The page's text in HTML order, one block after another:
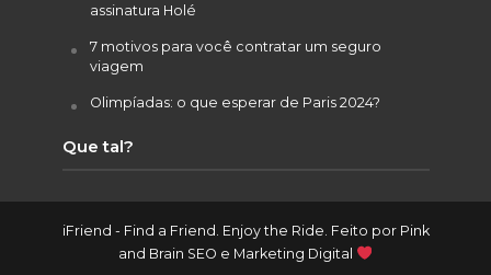
assinatura Holé
7 motivos para você contratar um seguro
viagem
Olimpíadas: o que esperar de Paris 2024?
Que tal?
iFriend - Find a Friend. Enjoy the Ride. Feito por Pink
and Brain SEO e Marketing Digital